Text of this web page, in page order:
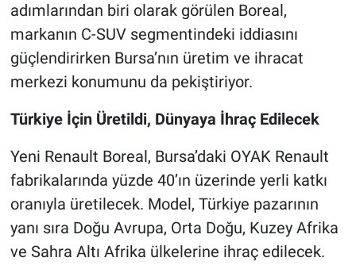
adımlarından biri olarak görülen Boreal,
markanın C-SUV segmentindeki iddiasını
güçlendirirken Bursa’nın üretim ve ihracat
merkezi konumunu da pekiştiriyor.
Türkiye İçin Üretildi, Dünyaya İhraç Edilecek
Yeni Renault Boreal, Bursa’daki OYAK Renault
fabrikalarında yüzde 40’ın üzerinde yerli katkı
oranıyla üretilecek. Model, Türkiye pazarının
yanı sıra Doğu Avrupa, Orta Doğu, Kuzey Afrika
ve Sahra Altı Afrika ülkelerine ihraç edilecek.